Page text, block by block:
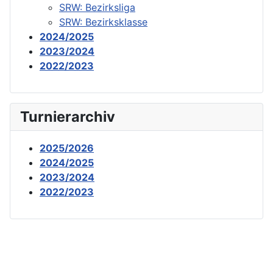
SRW: Bezirksliga
SRW: Bezirksklasse
2024/2025
2023/2024
2022/2023
Turnierarchiv
2025/2026
2024/2025
2023/2024
2022/2023